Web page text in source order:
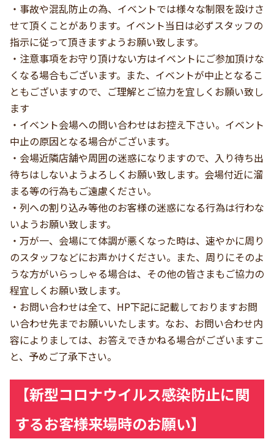
・事故や混乱防止の為、イベントでは様々な制限を設けさ
せて頂くことがあります。イベント当日は必ずスタッフの
指示に従って頂きますようお願い致します。
・注意事項をお守り頂けない方はイベントにご参加頂けな
くなる場合もございます。また、イベントが中止となるこ
ともございますので、ご理解とご協力を宜しくお願い致し
ます
・イベント会場への問い合わせはお控え下さい。イベント
中止の原因となる場合がございます。
・会場近隣店舗や周囲の迷惑になりますので、入り待ち出
待ちはしないようよろしくお願い致します。会場付近に溜
まる等の行為もご遠慮ください。
・列への割り込み等他のお客様の迷惑になる行為は行わな
いようお願い致します。
・万が一、会場にて体調が悪くなった時は、速やかに周り
のスタッフなどにお声かけください。また、周りにそのよ
うな方がいらっしゃる場合は、その他の皆さまもご協力の
程宜しくお願い致します。
・お問い合わせは全て、HP下記に記載しておりますお問
い合わせ先までお願いいたします。なお、お問い合わせ内
容によりましては、お答えできかねる場合がございますこ
と、予めご了承下さい。
【新型コロナウイルス感染防止に関
するお客様来場時のお願い】